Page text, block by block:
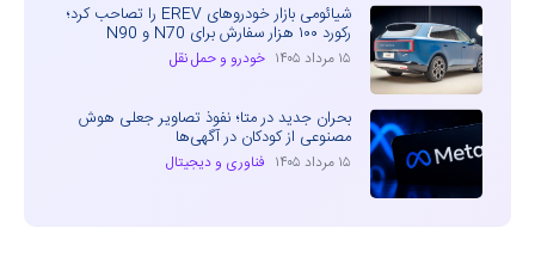
شیائومی بازار خودروهای EREV را تصاحب کرد؛
رکورد ۱۰۰ هزار سفارش برای N70 و N90
۱۵ مرداد ۱۴۰۵ خودرو و حمل نقل
بحران جدید در متا؛ نفوذ تصاویر جعلی هوش
مصنوعی از کودکان در آگهی‌ها
۱۵ مرداد ۱۴۰۵ فناوری و دیجیتال